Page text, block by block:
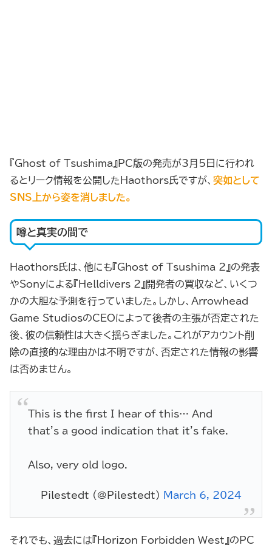
『Ghost of Tsushima』PC版の発売が3月5日に行われ
るとリーク情報を公開したHaothors氏ですが、 突如として
SNS上から姿を消しました。
噂と真実の間で
Haothors氏は、他にも『Ghost of Tsushima 2』の発表
やSonyによる『Helldivers 2』開発者の買収など、いくつ
かの大胆な予測を行っていました。しかし、Arrowhead
Game StudiosのCEOによって後者の主張が否定された
後、彼の信頼性は大きく揺らぎました。これがアカウント削
除の直接的な理由かは不明ですが、否定された情報の影響
は否めません。
This is the first I hear of this… And
that's a good indication that it's fake.
Also, very old logo.
— Pilestedt (@Pilestedt) March 6, 2024
それでも、過去には『Horizon Forbidden West』のPC